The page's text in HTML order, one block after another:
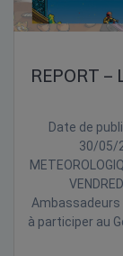
REPORT
Date de
30/05/
à participer au